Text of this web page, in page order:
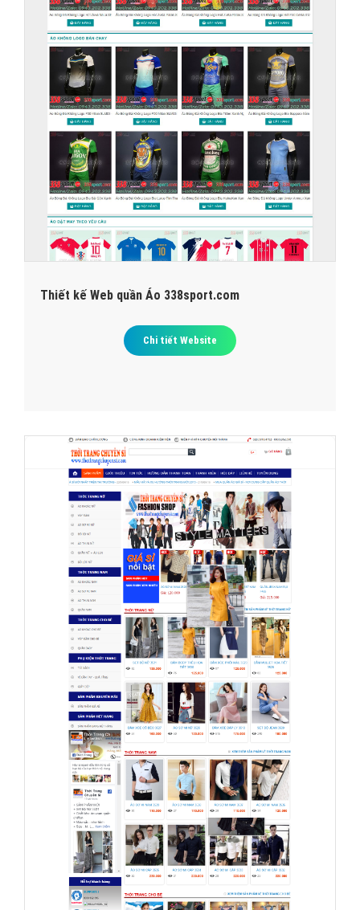
Thiết kế Web quần Áo 338sport.com
Chi tiết Website